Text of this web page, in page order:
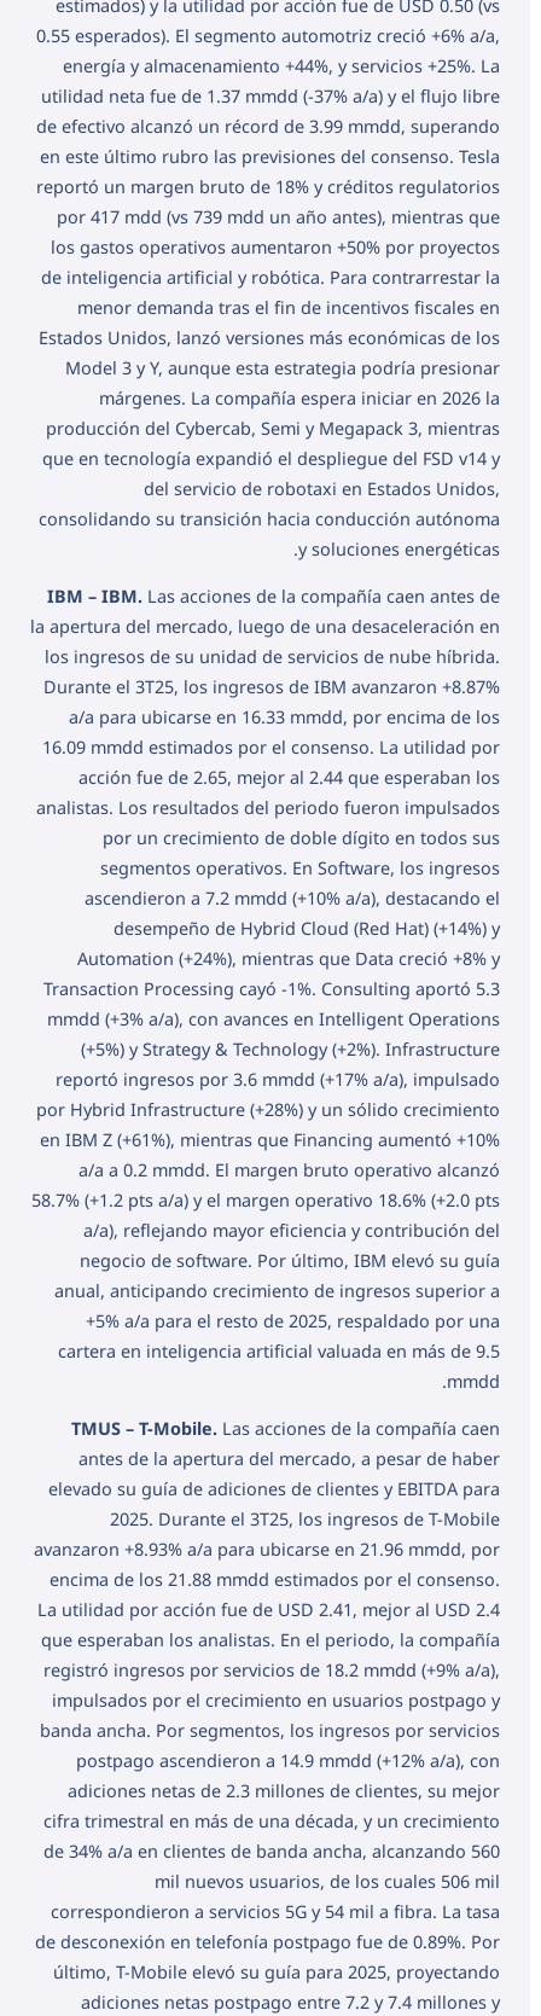
estimados) y la utilidad por acción fue de USD 0.50 (vs
0.55 esperados). El segmento automotriz creció +6% a/a,
energía y almacenamiento +44%, y servicios +25%. La
utilidad neta fue de 1.37 mmdd (-37% a/a) y el flujo libre
de efectivo alcanzó un récord de 3.99 mmdd, superando
en este último rubro las previsiones del consenso. Tesla
reportó un margen bruto de 18% y créditos regulatorios
por 417 mdd (vs 739 mdd un año antes), mientras que
los gastos operativos aumentaron +50% por proyectos
de inteligencia artificial y robótica. Para contrarrestar la
menor demanda tras el fin de incentivos fiscales en
Estados Unidos, lanzó versiones más económicas de los
Model 3 y Y, aunque esta estrategia podría presionar
márgenes. La compañía espera iniciar en 2026 la
producción del Cybercab, Semi y Megapack 3, mientras
que en tecnología expandió el despliegue del FSD v14 y
del servicio de robotaxi en Estados Unidos,
consolidando su transición hacia conducción autónoma
y soluciones energéticas.
IBM – IBM. Las acciones de la compañía caen antes de
la apertura del mercado, luego de una desaceleración en
los ingresos de su unidad de servicios de nube híbrida.
Durante el 3T25, los ingresos de IBM avanzaron +8.87%
a/a para ubicarse en 16.33 mmdd, por encima de los
16.09 mmdd estimados por el consenso. La utilidad por
acción fue de 2.65, mejor al 2.44 que esperaban los
analistas. Los resultados del periodo fueron impulsados
por un crecimiento de doble dígito en todos sus
segmentos operativos. En Software, los ingresos
ascendieron a 7.2 mmdd (+10% a/a), destacando el
desempeño de Hybrid Cloud (Red Hat) (+14%) y
Automation (+24%), mientras que Data creció +8% y
Transaction Processing cayó -1%. Consulting aportó 5.3
mmdd (+3% a/a), con avances en Intelligent Operations
(+5%) y Strategy & Technology (+2%). Infrastructure
reportó ingresos por 3.6 mmdd (+17% a/a), impulsado
por Hybrid Infrastructure (+28%) y un sólido crecimiento
en IBM Z (+61%), mientras que Financing aumentó +10%
a/a a 0.2 mmdd. El margen bruto operativo alcanzó
58.7% (+1.2 pts a/a) y el margen operativo 18.6% (+2.0 pts
a/a), reflejando mayor eficiencia y contribución del
negocio de software. Por último, IBM elevó su guía
anual, anticipando crecimiento de ingresos superior a
+5% a/a para el resto de 2025, respaldado por una
cartera en inteligencia artificial valuada en más de 9.5
mmdd.
TMUS – T-Mobile. Las acciones de la compañía caen
antes de la apertura del mercado, a pesar de haber
elevado su guía de adiciones de clientes y EBITDA para
2025. Durante el 3T25, los ingresos de T-Mobile
avanzaron +8.93% a/a para ubicarse en 21.96 mmdd, por
encima de los 21.88 mmdd estimados por el consenso.
La utilidad por acción fue de USD 2.41, mejor al USD 2.4
que esperaban los analistas. En el periodo, la compañía
registró ingresos por servicios de 18.2 mmdd (+9% a/a),
impulsados por el crecimiento en usuarios postpago y
banda ancha. Por segmentos, los ingresos por servicios
postpago ascendieron a 14.9 mmdd (+12% a/a), con
adiciones netas de 2.3 millones de clientes, su mejor
cifra trimestral en más de una década, y un crecimiento
de 34% a/a en clientes de banda ancha, alcanzando 560
mil nuevos usuarios, de los cuales 506 mil
correspondieron a servicios 5G y 54 mil a fibra. La tasa
de desconexión en telefonía postpago fue de 0.89%. Por
último, T-Mobile elevó su guía para 2025, proyectando
adiciones netas postpago entre 7.2 y 7.4 millones y